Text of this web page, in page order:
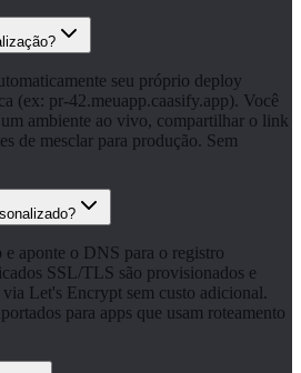
seu próprio deploy
(ex: pr-42.meuapp.caasify.app). Você
ambiente ao vivo, compartilhar o link
de mesclar para produção. Sem
aponte o DNS para o registro
SSL/TLS são provisionados e
Let's Encrypt sem custo adicional.
para apps que usam roteamento